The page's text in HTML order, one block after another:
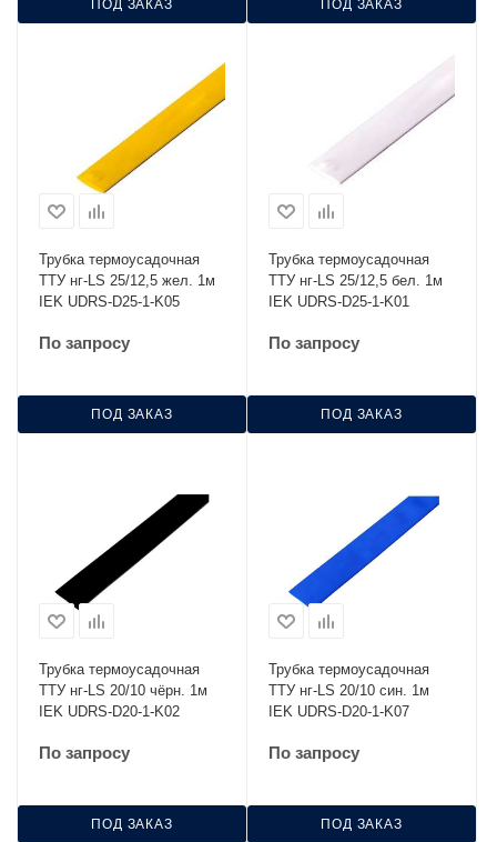
ПОД ЗАКАЗ ПОД ЗАКАЗ
Трубка термоусадочная
ТТУ нг-LS 25/12,5 жел. 1м
IEK UDRS-D25-1-K05
По запросу
ПОД ЗАКАЗ
Трубка термоусадочная
ТТУ нг-LS 25/12,5 бел. 1м
IEK UDRS-D25-1-K01
По запросу
ПОД ЗАКАЗ
Трубка термоусадочная
ТТУ нг-LS 20/10 чёрн. 1м
IEK UDRS-D20-1-K02
По запросу
ПОД ЗАКАЗ
Трубка термоусадочная
ТТУ нг-LS 20/10 син. 1м
IEK UDRS-D20-1-K07
По запросу
ПОД ЗАКАЗ